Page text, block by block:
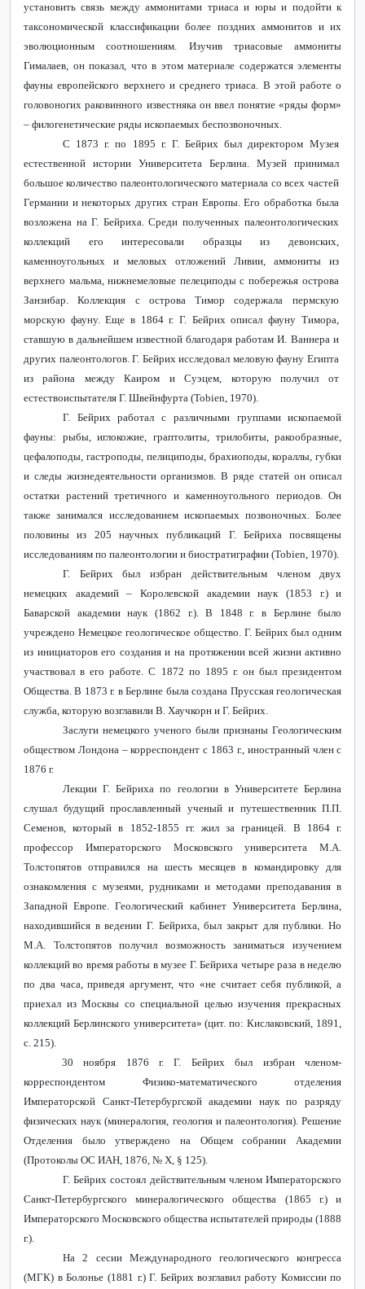
установить связь между аммонитами триаса и юры и подойти к
таксономической классификации более поздних аммонитов и их
эволюционным соотношениям. Изучив триасовые аммониты
Гималаев, он показал, что в этом материале содержатся элементы
фауны европейского верхнего и среднего триаса. В этой работе о
головоногих раковинного известняка он ввел понятие «ряды форм»
– филогенетические ряды ископаемых беспозвоночных.
С 1873 г. по 1895 г. Г. Бейрих был директором Музея
естественной истории Университета Берлина. Музей принимал
большое количество палеонтологического материала со всех частей
Германии и некоторых других стран Европы. Его обработка была
возложена на Г. Бейриха. Среди полученных палеонтологических
коллекций его интересовали образцы из девонских,
каменноугольных и меловых отложений Ливии, аммониты из
верхнего мальма, нижнемеловые пелециподы с побережья острова
Занзибар. Коллекция с острова Тимор содержала пермскую
морскую фауну. Еще в 1864 г. Г. Бейрих описал фауну Тимора,
ставшую в дальнейшем известной благодаря работам И. Ваннера и
других палеонтологов. Г. Бейрих исследовал меловую фауну Египта
из района между Каиром и Суэцем, которую получил от
естествоиспытателя Г. Швейнфурта (Tobien , 1970).
Г. Бейрих работал с различными группами ископаемой
фауны: рыбы, иглокожие, граптолиты, трилобиты, ракообразные,
цефалоподы, гастроподы, пелициподы, брахиоподы, кораллы, губки
и следы жизнедеятельности организмов. В ряде статей он описал
остатки растений третичного и каменноугольного периодов. Он
также занимался исследованием ископаемых позвоночных. Более
половины из 205 научных публикаций Г. Бейриха посвящены
исследованиям по палеонтологии и биостратиграфии (Tobien , 1970).
Г. Бейрих был избран действительным членом двух
немецких академий – Королевской академии наук (1853 г.) и
Баварской академии наук (1862 г.). В 1848 г. в Берлине было
учреждено Немецкое геологическое общество. Г. Бейрих был одним
из инициаторов его создания и на протяжении всей жизни активно
участвовал в его работе. С 1872 по 1895 г. он был президентом
Общества. В 1873 г. в Берлине была создана Прусская геологическая
служба, которую возглавили В. Хаучкорн и Г. Бейрих.
Заслуги немецкого ученого были признаны Геологическим
обществом Лондона – корреспондент с 1863 г., иностранный член с
1876 г.
Лекции Г. Бейриха по геологии в Университете Берлина
слушал будущий прославленный ученый и путешественник П.П.
Семенов, который в 1852-1855 гг. жил за границей. В 1864 г.
профессор Императорского Московского университета М.А.
Толстопятов отправился на шесть месяцев в командировку для
ознакомления с музеями, рудниками и методами преподавания в
Западной Европе. Геологический кабинет Университета Берлина,
находившийся в ведении Г. Бейриха, был закрыт для публики. Но
М.А. Толстопятов получил возможность заниматься изучением
коллекций во время работы в музее Г. Бейриха четыре раза в неделю
по два часа, приведя аргумент, что «не считает себя публикой, а
приехал из Москвы со специальной целью изучения прекрасных
коллекций Берлинского университета» (цит. по: Кислаковский, 1891,
с. 215).
30 ноября 1876 г. Г. Бейрих был избран членом-
корреспондентом Физико-математического отделения
Императорской Санкт-Петербургской академии наук по разряду
физических наук (минералогия, геология и палеонтология). Решение
Отделения было утверждено на Общем собрании Академии
(Протоколы ОС ИАН, 1876, № X , § 125).
Г. Бейрих состоял действительным членом Императорского
Санкт-Петербургского минералогического общества (1865 г.) и
Императорского Московского общества испытателей природы (1888
г.).
На 2 сесии Международного геологического конгресса
(МГК) в Болонье (1881 г.) Г. Бейрих возглавил работу Комиссии по